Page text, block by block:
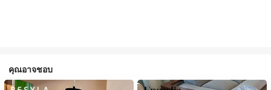
คุณอาจชอบ